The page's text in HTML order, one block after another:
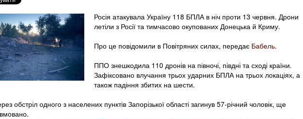
Росія атакувала Україну 118 БПЛА в ніч проти 13 червня. Дрони
летіли з Росії та тимчасово окупованих Донецька й Криму.
Про це повідомили в Повітряних силах, передає Бабель.
ППО знешкодила 110 дронів на півночі, півдні та сході країни.
Зафіксовано влучання трьох ударних БПЛА на трьох локаціях, а
також падіння збитих на шести.
обстріл одного з населених пунктів Запорізької області загинув 57-річний чоловік, ще